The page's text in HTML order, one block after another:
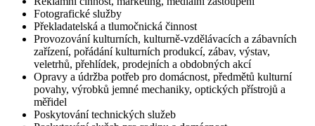
Fotografické služby
Překladatelská a tlumočnická činnost
Provozování kulturních, kulturně-vzdělávacích a zábavních
zařízení, pořádání kulturních produkcí, zábav, výstav,
veletrhů, přehlídek, prodejních a obdobných akcí
Opravy a údržba potřeb pro domácnost, předmětů kulturní
povahy, výrobků jemné mechaniky, optických přístrojů a
měřidel
Poskytování technických služeb